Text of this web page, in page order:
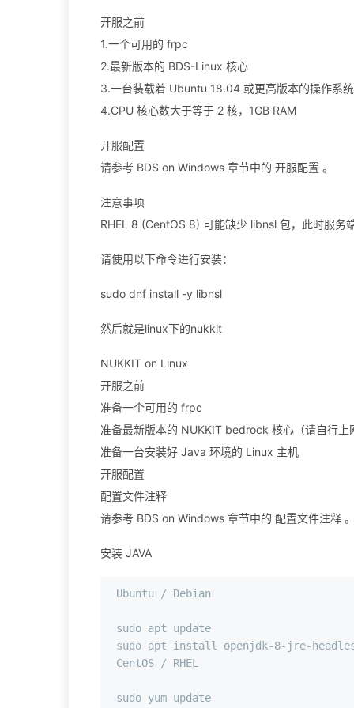
开服之前
1.一个可用的 frpc
2.最新版本的 BDS-Linux 核心
3.一台装载着 Ubuntu 18.04 或更高版本的操作系
4.CPU 核心数大于等于 2 核，1GB RAM
开服配置
请参考 BDS on Windows 章节中的 开服配置 。
注意事项
RHEL 8 (CentOS 8) 可能缺少 libnsl 包，此时服务
请使用以下命令进行安装：
sudo dnf install -y libnsl
然后就是linux下的nukkit
NUKKIT on Linux
开服之前
准备一个可用的 frpc
准备最新版本的 NUKKIT bedrock 核心（请自行上
准备一台安装好 Java 环境的 Linux 主机
开服配置
配置文件注释
请参考 BDS on Windows 章节中的 配置文件注释 。
安装 JAVA
Ubuntu / Debian
sudo apt update
sudo apt install openjdk-8-jre-
CentOS / RHEL
sudo yum update